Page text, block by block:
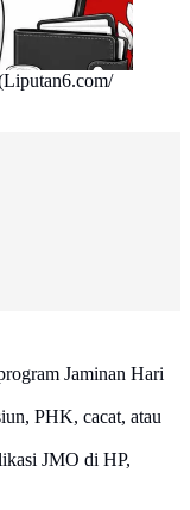
Jaminan Hari
PHK, cacat, atau
JMO di HP,